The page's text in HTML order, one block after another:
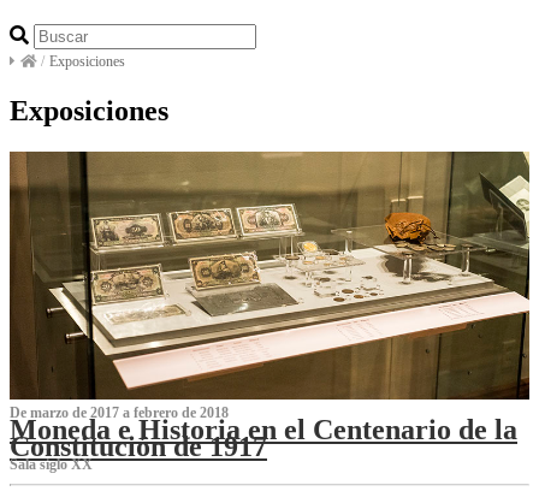
/ Exposiciones
Exposiciones
De marzo de 2017 a febrero de 2018
Moneda e Historia en el Centenario de la
Constitución de 1917
Sala siglo XX